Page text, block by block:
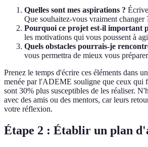
Quelles sont mes aspirations ?
Que souhaitez-vous vraiment changer
Pourquoi ce projet est-il important
les motivations qui vous poussent à
Quels obstacles pourrais-je
vous permettra de mieux vous
Prenez le temps d'écrire ces éléments dans
menée par l'ADEME souligne que ceux qui
sont 30% plus susceptibles de les réaliser.
avec des amis ou des mentors, car leurs
votre réflexion.
Étape 2 : Établir un plan